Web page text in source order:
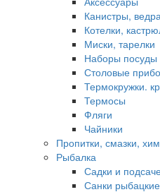
Канистры,
Котелки,
Миски, тарелки
Наборы посуды
Столовые
Термокружки.
Термосы
Фляги
Чайники
Пропитки, смазки,
Рыбалка
Садки и
Санки рыбацкие